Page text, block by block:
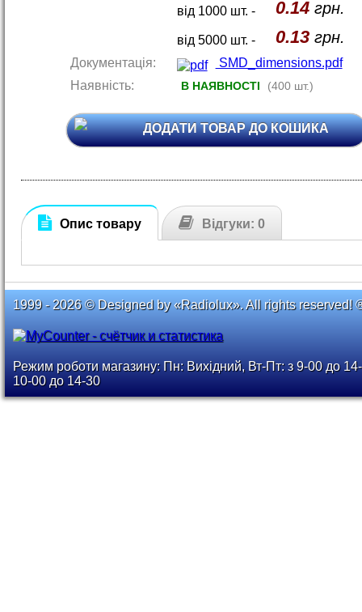
від 1000 шт. - 0.14грн.
від 5000 шт. - 0.13грн.
Документація:
SMD_dimensions.pdf
Наявність:
В НАЯВНОСТІ (400 шт.)
ДОДАТИ ТОВАР ДО КОШИКА
Опис товару Відгуки: 0
1999 - 2026 © Designed by «Radiolux». All rights reserved!
Режим роботи магазину: Пн: Вихідний, Вт-Пт: з 9-00 до
10-00 до 14-30